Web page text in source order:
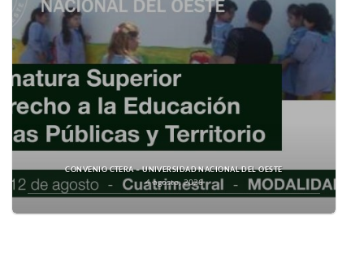
CONVENIO CTERA – UNIVERSIDAD NACIONAL DEL OESTE
4 agosto, 2026